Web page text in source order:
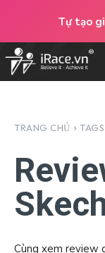
Tự tạo
TRANG CHỦ TAGS
Cùng xem review